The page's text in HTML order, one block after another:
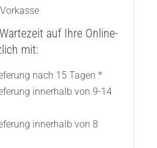
auf Ihre Online-
mit:
nach 15 Tagen *
innerhalb von 9-14
innerhalb von 8